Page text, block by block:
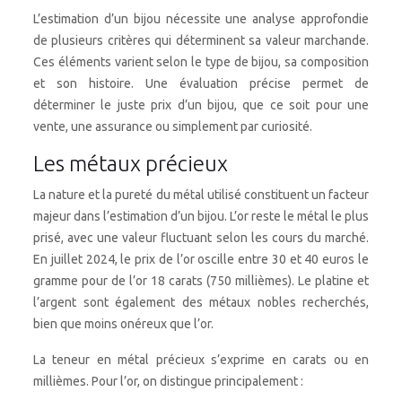
L’estimation d’un bijou nécessite une analyse approfondie
de plusieurs critères qui déterminent sa valeur marchande.
Ces éléments varient selon le type de bijou, sa composition
et son histoire. Une évaluation précise permet de
déterminer le juste prix d’un bijou, que ce soit pour une
vente, une assurance ou simplement par curiosité.
Les métaux précieux
La nature et la pureté du métal utilisé constituent un facteur
majeur dans l’estimation d’un bijou. L’or reste le métal le plus
prisé, avec une valeur fluctuant selon les cours du marché.
En juillet 2024, le prix de l’or oscille entre 30 et 40 euros le
gramme pour de l’or 18 carats (750 millièmes). Le platine et
l’argent sont également des métaux nobles recherchés,
bien que moins onéreux que l’or.
La teneur en métal précieux s’exprime en carats ou en
millièmes. Pour l’or, on distingue principalement :